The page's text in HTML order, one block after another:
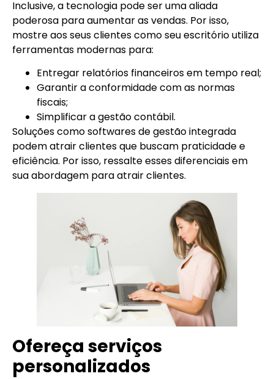
Inclusive, a tecnologia pode ser uma aliada
poderosa para aumentar as vendas. Por isso,
mostre aos seus clientes como seu escritório utiliza
ferramentas modernas para:
Entregar relatórios financeiros em tempo real;
Garantir a conformidade com as normas
fiscais;
Simplificar a gestão contábil.
Soluções como softwares de gestão integrada
podem atrair clientes que buscam praticidade e
eficiência. Por isso, ressalte esses diferenciais em
sua abordagem para atrair clientes.
Ofereça serviços
personalizados